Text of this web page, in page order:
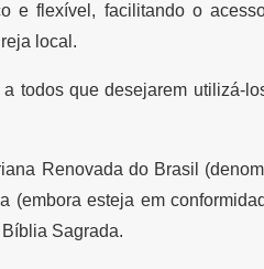
e flexível, facilitando o
local.
todos que desejarem utilizá-
Renovada do Brasil
(embora esteja em
Sagrada.